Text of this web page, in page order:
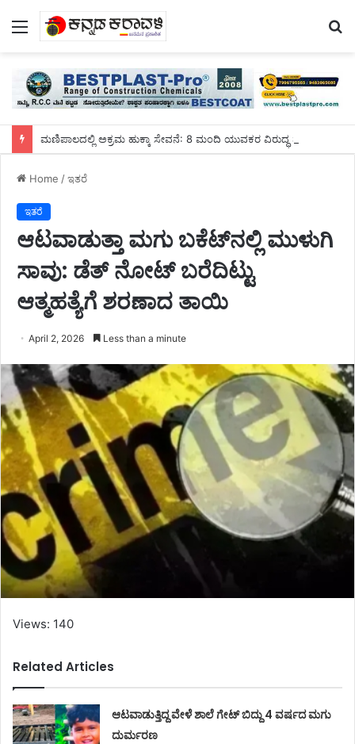
Menu
Home /ಇತರೆ
ಇತರೆ
ಆಟವಾಡುತ್ತಾ ಮಗು ಬಕೆಟ್‌ನಲ್ಲಿ ಮುಳುಗಿ
ಸಾವು: ಡೆತ್ ನೋಟ್ ಬರೆದಿಟ್ಟು
ಆತ್ಮಹತ್ಯೆಗೆ ಶರಣಾದ ತಾಯಿ
April 2, 2026 Less than a minute
Views: 140
Related Articles
ಆಟವಾಡುತ್ತಿದ್ದ ವೇಳೆ ಶಾಲೆ ಗೇಟ್ ಬಿದ್ದು 4 ವರ್ಷದ ಮಗು
ದುರ್ಮರಣ